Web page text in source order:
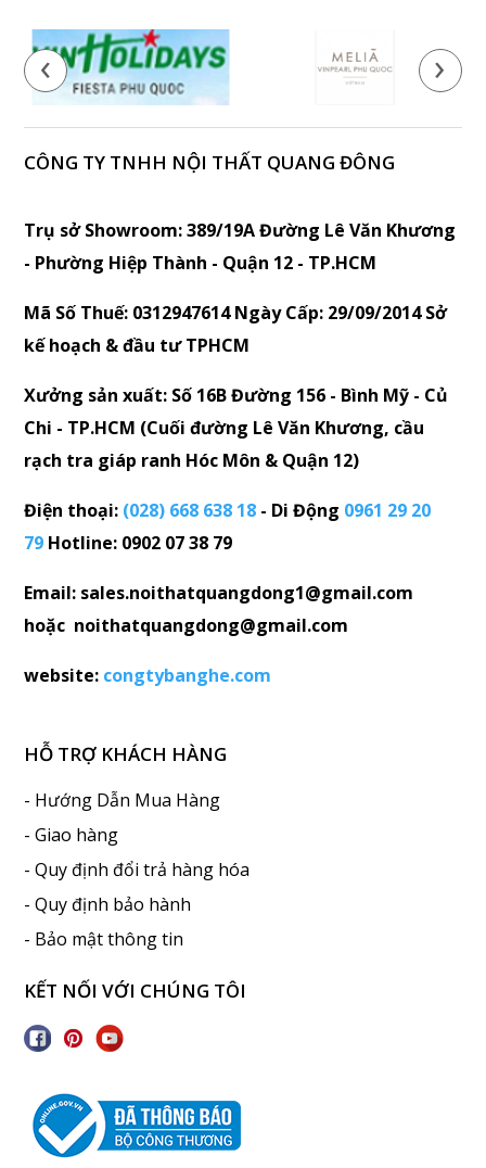
‹ ›
CÔNG TY TNHH NỘI THẤT QUANG ĐÔNG
Trụ sở Showroom: 389/19A Đường Lê Văn Khương
- Phường Hiệp Thành - Quận 12 - TP.HCM
Mã Số Thuế: 0312947614 Ngày Cấp: 29/09/2014 Sở
kế hoạch & đầu tư TPHCM
Xưởng sản xuất: Số 16B Đường 156 - Bình Mỹ - Củ
Chi - TP.HCM (Cuối đường Lê Văn Khương, cầu
rạch tra giáp ranh Hóc Môn & Quận 12)
Điện thoại: (028) 668 638 18 - Di Động 0961 29 20
79 Hotline: 0902 07 38 79
Email: sales.noithatquangdong1@gmail.com
hoặc noithatquangdong@gmail.com
website: congtybanghe.com
HỖ TRỢ KHÁCH HÀNG
- Hướng Dẫn Mua Hàng
- Giao hàng
- Quy định đổi trả hàng hóa
- Quy định bảo hành
- Bảo mật thông tin
KẾT NỐI VỚI CHÚNG TÔI